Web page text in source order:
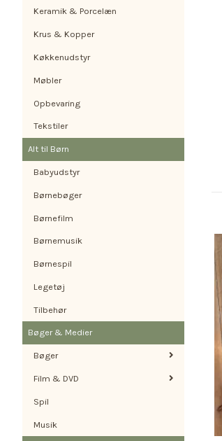
Keramik & Porcelæn
Krus & Kopper
Køkkenudstyr
Møbler
Opbevaring
Tekstiler
Alt til Børn
Babyudstyr
Børnebøger
Børnefilm
Børnemusik
Børnespil
Legetøj
Tilbehør
Bøger & Medier
Bøger
Film & DVD
Spil
Musik